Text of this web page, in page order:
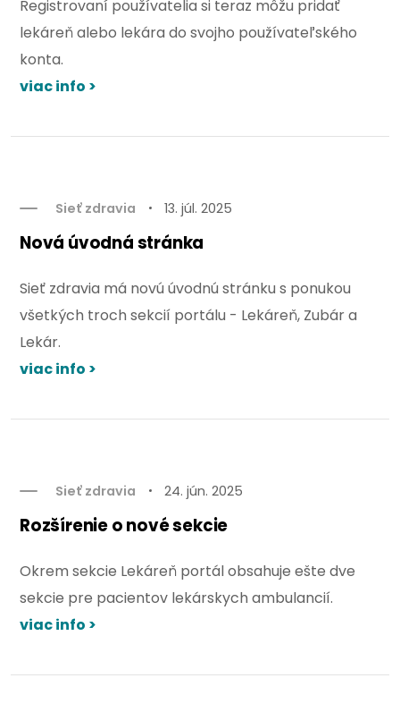
Registrovaní používatelia si teraz môžu pridať
lekáreň alebo lekára do svojho používateľského
konta.
viac info >
Sieť zdravia 13. júl. 2025
Nová úvodná stránka
Sieť zdravia má novú úvodnú stránku s ponukou
všetkých troch sekcií portálu - Lekáreň, Zubár a
Lekár.
viac info >
Sieť zdravia 24. jún. 2025
Rozšírenie o nové sekcie
Okrem sekcie Lekáreň portál obsahuje ešte dve
sekcie pre pacientov lekárskych ambulancií.
viac info >